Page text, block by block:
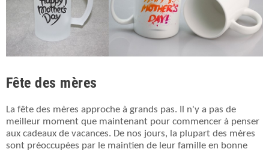
Fête des mères
La fête des mères approche à grands pas. Il n'y a pas de
meilleur moment que maintenant pour commencer à penser
aux cadeaux de vacances. De nos jours, la plupart des mères
sont préoccupées par le maintien de leur famille en bonne